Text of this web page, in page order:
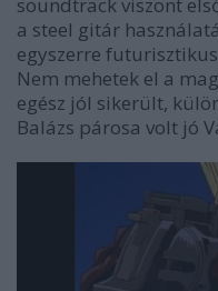
a steel gitár
egyszerre
Nem mehetek el a
egész jól sikerült,
Balázs párosa volt jó